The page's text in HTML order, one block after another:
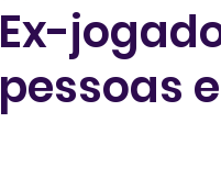
Ex-
pessoas